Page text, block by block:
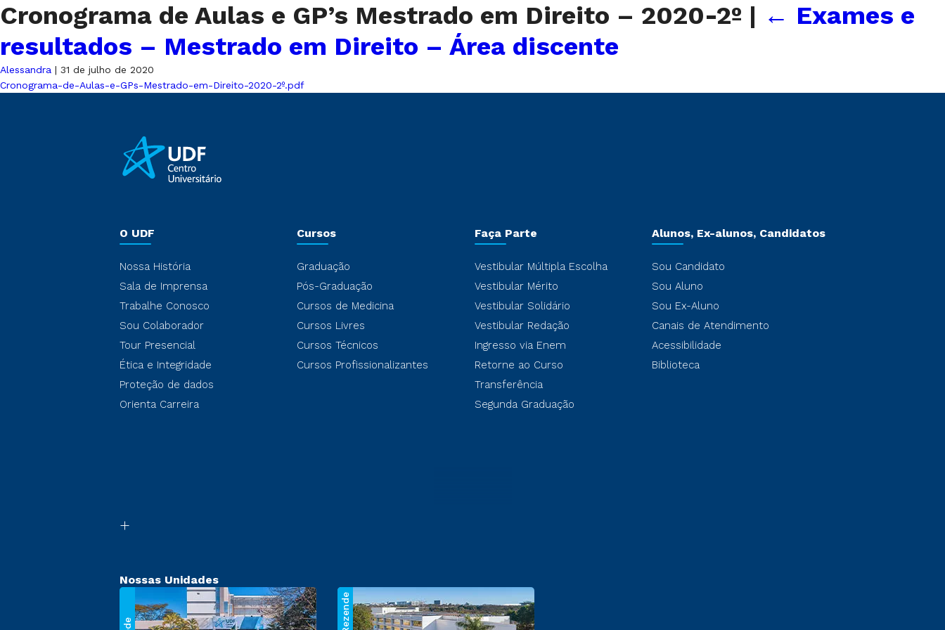
Cronograma de Aulas e GP’s Mestrado em Direito – 2020-2º | ← Exames e
resultados – Mestrado em Direito – Área discente
Alessandra | 31 de julho de 2020
Cronograma-de-Aulas-e-GPs-Mestrado-em-Direito-2020-2º.pdf
O UDF
Nossa História
Sala de Imprensa
Trabalhe Conosco
Sou Colaborador
Tour Presencial
Ética e Integridade
Proteção de dados
Orienta Carreira
Cursos
Graduação
Pós-Graduação
Cursos de Medicina
Cursos Livres
Cursos Técnicos
Cursos Profissionalizantes
Faça Parte
Vestibular Múltipla Escolha
Vestibular Mérito
Vestibular Solidário
Vestibular Redação
Ingresso via Enem
Retorne ao Curso
Transferência
Segunda Graduação
Alunos, Ex-alunos, Candidatos
Sou Candidato
Sou Aluno
Sou Ex-Aluno
Canais de Atendimento
Acessibilidade
Biblioteca
Nossas Unidades